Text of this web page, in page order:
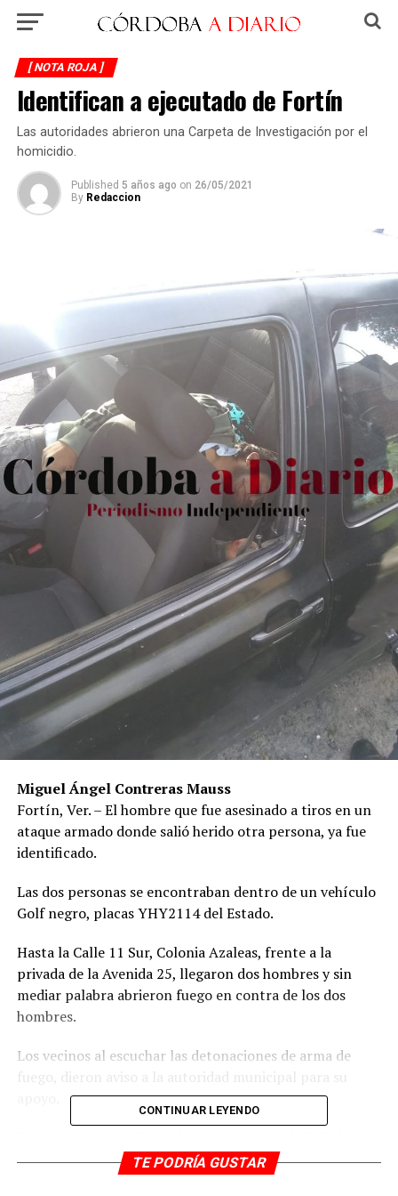
[ NOTA ROJA ]
Identifican a ejecutado de Fortín
Las autoridades abrieron una Carpeta de Investigación por el
homicidio.
Published 5 años ago on 26/05/2021
By Redaccion
Miguel Ángel Contreras Mauss
Fortín, Ver. – El hombre que fue asesinado a tiros en un
ataque armado donde salió herido otra persona, ya fue
identificado.
Las dos personas se encontraban dentro de un vehículo
Golf negro, placas YHY2114 del Estado.
Hasta la Calle 11 Sur, Colonia Azaleas, frente a la
privada de la Avenida 25, llegaron dos hombres y sin
mediar palabra abrieron fuego en contra de los dos
hombres.
Los vecinos al escuchar las detonaciones de arma de
fuego, dieron aviso a la autoridad municipal para su
municipal y estatal quienes al llegar encontraron a dos
personas dentro del vehículo, una de ellas herida, por lo
CONTINUAR LEYENDO
TE PODRÍA GUSTAR